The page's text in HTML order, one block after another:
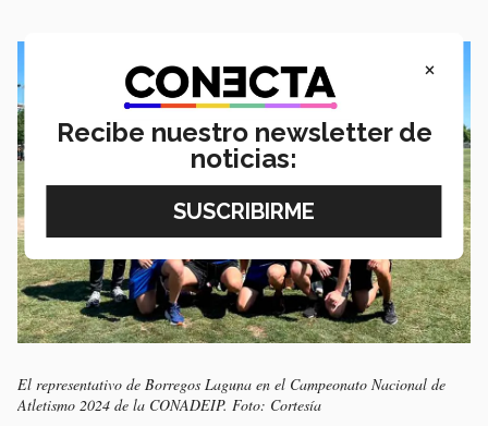
El representativo de Borregos Laguna en el Campeonato Nacional de
Atletismo 2024 de la CONADEIP. Foto: Cortesía
×
Recibe nuestro newsletter de
noticias: